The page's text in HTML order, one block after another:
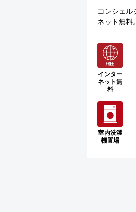
コンシェ
ネット無料
インター
ネット無
料
室内洗濯
機置場